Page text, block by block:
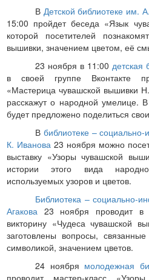
В Детской библиотеке им.
15:00 пройдет беседа «Язык
которой посетителей
вышивки, значением цветом, её
23 ноября в 11:00детская
в своей группе Вконтакте
«Мастерица чувашской вышивки
расскажут о народной умелице.
будет предложено поделиться
В библиотеке –
К. Иванова 23 ноября можно
выставку «Узоры чувашской
истории этого вида
используемых узоров и цветов.
Библиотека – социально-
Агакова 23 ноября проводит в
викторину «Чудеса чувашской
заготовлены вопросы,
символикой, значением цветов.
24 ноября молодежная